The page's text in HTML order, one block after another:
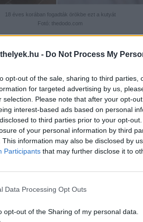
- Do Not Process My
opt-out of the sale, sharing to third parties,
for targeted advertising by us,
selection. Please note that after your opt-
interest-based ads based on personal
to third parties prior to your opt-
of your personal information by third
This information may also be disclosed by
Participants that may further disclose it to
Data Processing Opt Outs
opt-out of the Sharing of my personal data.
18 éves korában fogadták örökbe ezt a kutyát
Fotó: thedodo.com
befogadóknál helyezi el mentvényeit.
olyan dolgokra is, amelyek eddig
alapvető parancsszavak, a pórázon
a lakásban/házban, stb.
és az alapvető parancsszavakat tudja, de
is foglalkozni vele, tanítgatják őt,
azt a gondoskodást és szeretetet,
életre.
megtanítani arra, hogy házon kívül
is ügyelnek saját környezetük
mit, hol szabad.